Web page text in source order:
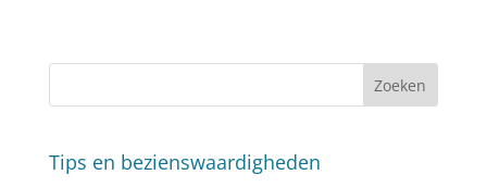
Tips en bezienswaardigheden